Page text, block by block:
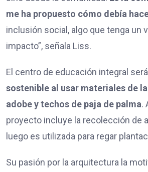
me ha propuesto cómo debía
inclusión social, algo que tenga un
impacto”, señala Liss.
El centro de educación integral
sostenible al usar materiales de
adobe y techos de paja de palma.
proyecto incluye la recolección de
luego es utilizada para regar
Su pasión por la arquitectura la